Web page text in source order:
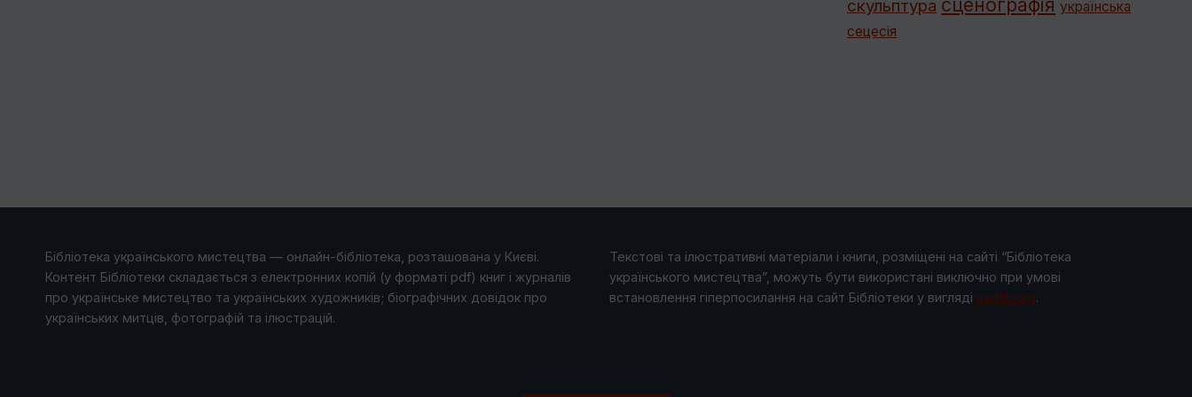
скульптура сценографія українська
сецесія
Бібліотека українського мистецтва — онлайн-бібліотека, розташована у Києві.
Контент Бібліотеки складається з електронних копій (у форматі pdf) книг і журналів
про українське мистецтво та українських художників; біографічних довідок про
українських митців, фотографій та ілюстрацій.
Текстові та ілюстративні матеріали і книги, розміщені на сайті “Бібліотека
українського мистецтва”, можуть бути використані виключно при умові
встановлення гіперпосилання на сайт Бібліотеки у виглядi uartlib.org.